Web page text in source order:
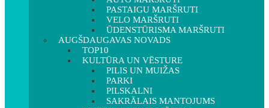
PASTAIGU MARŠRUTI
VELO MARŠRUTI
ŪDENSTŪRISMA MARŠRUTI
AUGŠDAUGAVAS NOVADS
TOP10
KULTŪRA UN VĒSTURE
PILIS UN MUIŽAS
PARKI
PILSKALNI
SAKRĀLAIS MANTOJUMS